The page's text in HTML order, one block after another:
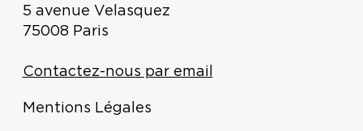
5 avenue Velasquez
75008 Paris
Contactez-nous par email
Mentions Légales